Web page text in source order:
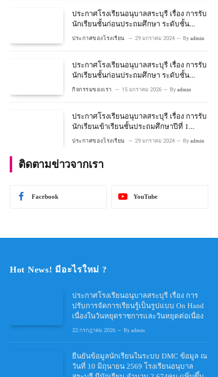
ประกาศโรงเรียนอนุบาลสระบุรี เรื่อง การรับ
นักเรียนชั้นก่อนประถมศึกษา ระดับชั้น
ประกาศของโรงเรียน 29 มกราคม 2024 By admin
ประกาศโรงเรียนอนุบาลสระบุรี เรื่อง การรับ
นักเรียนชั้นก่อนประถมศึกษา ระดับชั้น
อนุบาลปีที่ ๒ ประจำปีการศึกษา ๒๕๖๙
กิจกรรมของเรา 15 มกราคม 2026 By admin
ประกาศโรงเรียนอนุบาลสระบุรี เรื่อง การรับ
นักเรียนเข้าเรียนชั้นประถมศึกษาปีที่ 1
โครงการห้องเรียนพิเศษ วิทยาศาสตร์ และ
ประกาศของโรงเรียน 29 มกราคม 2024 By admin
ติดตามข่าวจากเรา
Facebook YouTube
Hot News! มีอะไรใหม่ ?
ประกาศโรงเรียนอนุบาลสระบุรี เรื่อง การ
ปรับการจัดการเรียนรู้เป็นรูปแบบ On Hand
เนื่องในวันหยุดราชการและวันหยุดต่อเนื่อง
22 กรกฎาคม 2026 By admin
ยืนยันข้อมูลนักเรียนในระบบ DMC ข้อมูล ณ
วันที่ 10 มิถุนายน 2569 โรงเรียนอนุบาล